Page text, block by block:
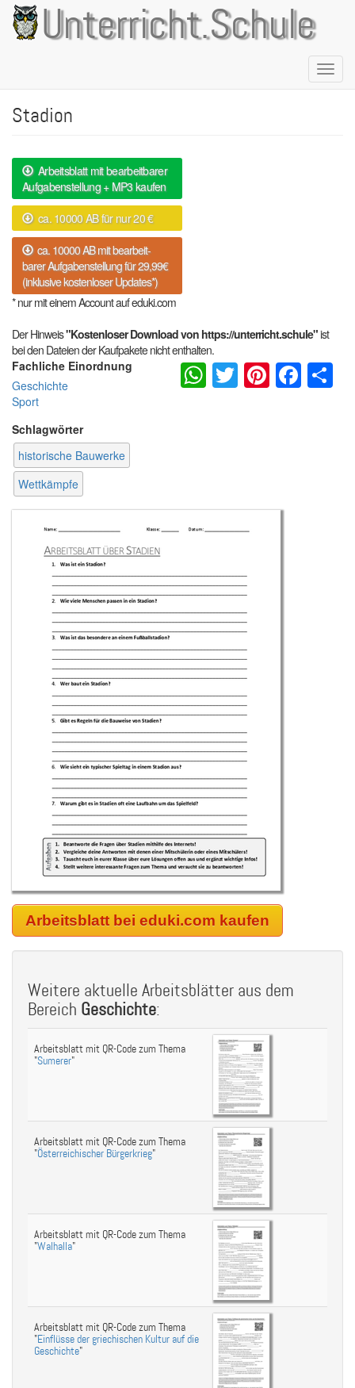
Direkt
zum
Inhalt
Unterricht.Schule
Stadion
Arbeitsblatt mit bearbeitbarer
Aufgabenstellung + MP3 kaufen
ca. 10000 AB für nur 20 €
ca. 10000 AB mit bearbeit-
barer Aufgabenstellung für 29,99€
(inklusive kostenloser Updates*)
* nur mit einem Account auf eduki.com
Der Hinweis"Kostenloser Download von https://unterricht.schule"ist
bei den Dateien der Kaufpakete nicht enthalten.
Fachliche Einordnung
Geschichte
Sport
Schlagwörter
historische Bauwerke
Wettkämpfe
WhatsApp
Twitter
Arbeitsblatt bei eduki.com kaufen
Weitere aktuelle Arbeitsblätter aus dem
Bereich Geschichte:
Arbeitsblatt mit QR-Code zum Thema
"Sumerer"
Arbeitsblatt mit QR-Code zum Thema
"Österreichischer Bürgerkrieg"
Arbeitsblatt mit QR-Code zum Thema
"Walhalla"
Arbeitsblatt mit QR-Code zum Thema
"Einflüsse der griechischen Kultur auf die
Geschichte"